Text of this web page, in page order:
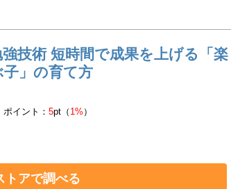
技術 短時間で成果を上げる「楽
子」の育て方
イント：5pt（ 1% ）
トアで調べる